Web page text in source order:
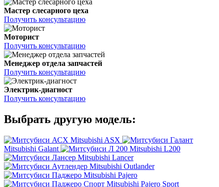
Мастер слесарного цеха
Получить консультацию
Моторист
Получить консультацию
Менеджер отдела запчастей
Получить консультацию
Электрик-диагност
Получить консультацию
Выбрать другую модель:
Mitsubishi ASX
Mitsubishi Galant
Mitsubishi L200
Mitsubishi Lancer
Mitsubishi Outlander
Mitsubishi Pajero
Mitsubishi Pajero Sport